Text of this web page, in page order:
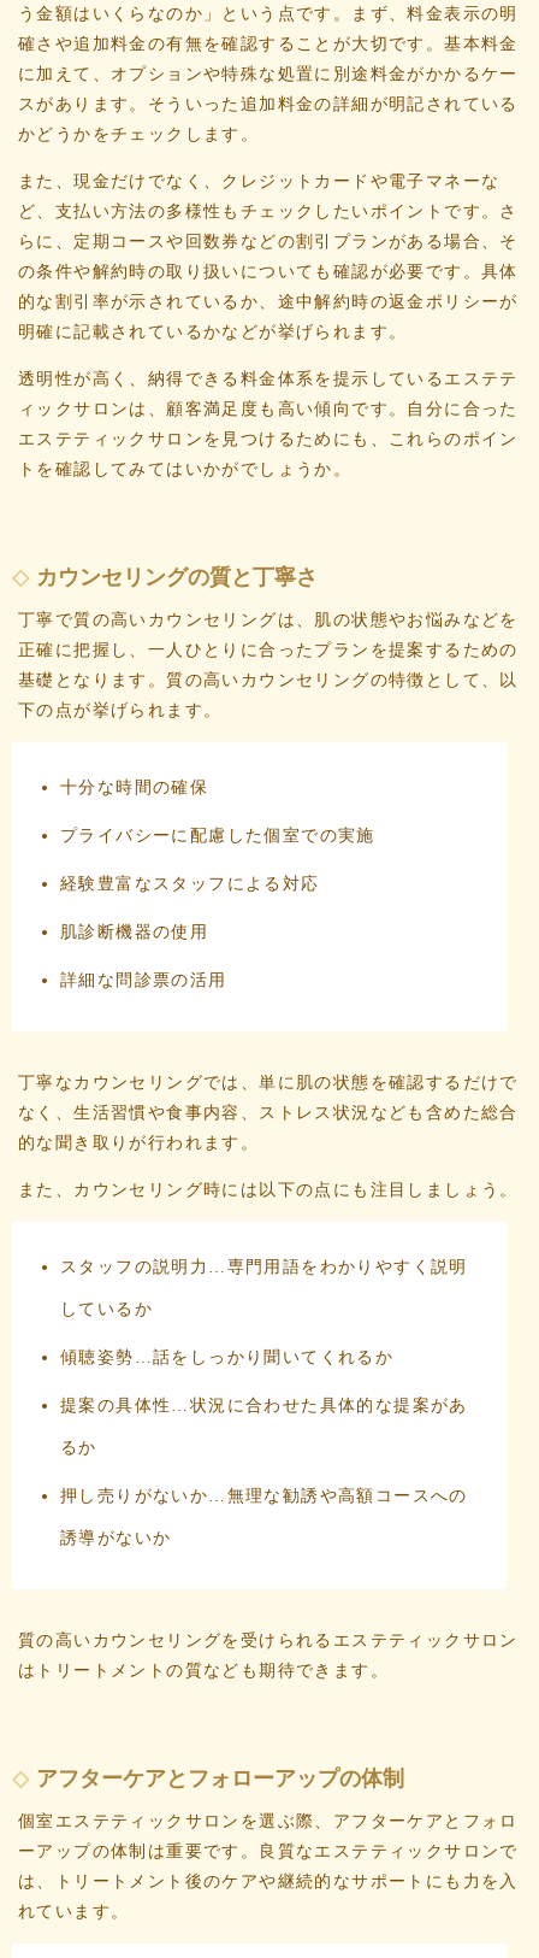
う金額はいくらなのか」という点です。まず、料金表示の明
確さや追加料金の有無を確認することが大切です。基本料金
に加えて、オプションや特殊な処置に別途料金がかかるケー
スがあります。そういった追加料金の詳細が明記されている
かどうかをチェックします。
また、現金だけでなく、クレジットカードや電子マネーな
ど、支払い方法の多様性もチェックしたいポイントです。さ
らに、定期コースや回数券などの割引プランがある場合、そ
の条件や解約時の取り扱いについても確認が必要です。具体
的な割引率が示されているか、途中解約時の返金ポリシーが
明確に記載されているかなどが挙げられます。
透明性が高く、納得できる料金体系を提示しているエステテ
ィックサロンは、顧客満足度も高い傾向です。自分に合った
エステティックサロンを見つけるためにも、これらのポイン
トを確認してみてはいかがでしょうか。
カウンセリングの質と丁寧さ
丁寧で質の高いカウンセリングは、肌の状態やお悩みなどを
正確に把握し、一人ひとりに合ったプランを提案するための
基礎となります。質の高いカウンセリングの特徴として、以
下の点が挙げられます。
十分な時間の確保
プライバシーに配慮した個室での実施
経験豊富なスタッフによる対応
肌診断機器の使用
詳細な問診票の活用
丁寧なカウンセリングでは、単に肌の状態を確認するだけで
なく、生活習慣や食事内容、ストレス状況なども含めた総合
的な聞き取りが行われます。
また、カウンセリング時には以下の点にも注目しましょう。
スタッフの説明力…専門用語をわかりやすく説明
しているか
傾聴姿勢…話をしっかり聞いてくれるか
提案の具体性…状況に合わせた具体的な提案があ
るか
押し売りがないか…無理な勧誘や高額コースへの
誘導がないか
質の高いカウンセリングを受けられるエステティックサロン
はトリートメントの質なども期待できます。
アフターケアとフォローアップの体制
個室エステティックサロンを選ぶ際、アフターケアとフォロ
ーアップの体制は重要です。良質なエステティックサロンで
は、トリートメント後のケアや継続的なサポートにも力を入
れています。